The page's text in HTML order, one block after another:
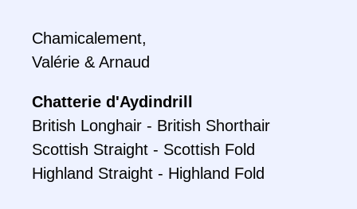
Chamicalement,
Valérie & Arnaud
Chatterie d'Aydindrill
British Longhair - British Shorthair
Scottish Straight - Scottish Fold
Highland Straight - Highland Fold